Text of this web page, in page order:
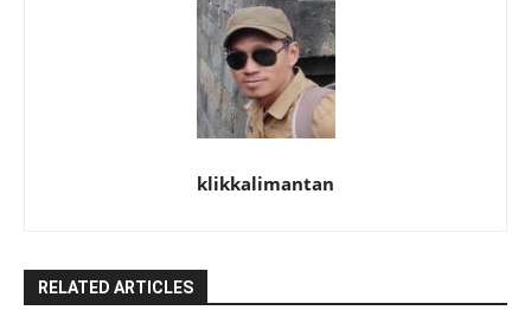
klikkalimantan
RELATED ARTICLES